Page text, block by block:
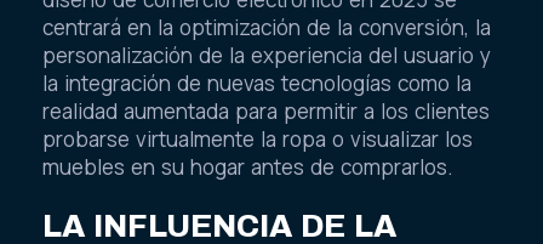
centrará en la optimización de la conversión, la
personalización de la experiencia del usuario y
la integración de nuevas tecnologías como la
realidad aumentada para permitir a los clientes
probarse virtualmente la ropa o visualizar los
muebles en su hogar antes de comprarlos.
LA INFLUENCIA DE LA